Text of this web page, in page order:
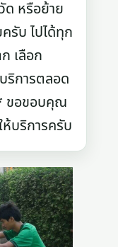
ด หรือย้าย
รับ ไปได้ทุก
เลือก
ริการตลอด
ขอขอบคุณ
ห้บริการครับ